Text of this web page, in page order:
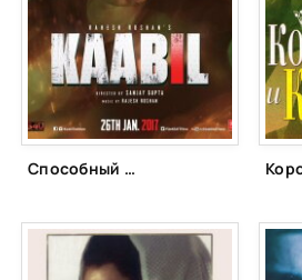
Способный (2017)